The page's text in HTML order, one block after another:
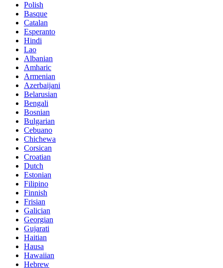
Polish
Basque
Catalan
Esperanto
Hindi
Lao
Albanian
Amharic
Armenian
Azerbaijani
Belarusian
Bengali
Bosnian
Bulgarian
Cebuano
Chichewa
Corsican
Croatian
Dutch
Estonian
Filipino
Finnish
Frisian
Galician
Georgian
Gujarati
Haitian
Hausa
Hawaiian
Hebrew